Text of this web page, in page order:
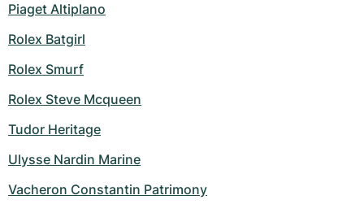
Piaget Altiplano
Rolex Batgirl
Rolex Smurf
Rolex Steve Mcqueen
Tudor Heritage
Ulysse Nardin Marine
Vacheron Constantin Patrimony